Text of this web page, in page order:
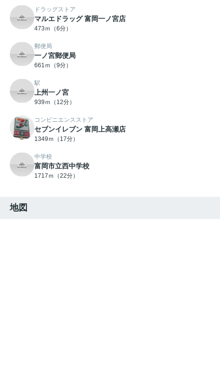
ドラッグストア
マルエドラッグ 富岡一ノ宮店
473ｍ（6分）
郵便局
一ノ宮郵便局
661ｍ（9分）
駅
上州一ノ宮
939ｍ（12分）
コンビニエンスストア
セブンイレブン 富岡上高瀬店
1349ｍ（17分）
中学校
富岡市立西中学校
1717ｍ（22分）
地図